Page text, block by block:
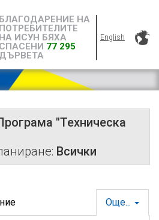
БЛАГОДАРЕНИЕ НА
ПОТРЕБИТЕЛИТЕ
НА ИСУН БЯХА
СПАСЕНИ 77 295
ДЪРВЕТА
English
"Техническа
Всички
Още...